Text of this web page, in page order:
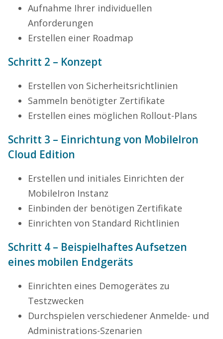
Aufnahme Ihrer individuellen
Anforderungen
Erstellen einer Roadmap
Schritt 2 – Konzept
Erstellen von Sicherheitsrichtlinien
Sammeln benötigter Zertifikate
Erstellen eines möglichen Rollout-Plans
Schritt 3 – Einrichtung von MobileIron
Cloud Edition
Erstellen und initiales Einrichten der
MobileIron Instanz
Einbinden der benötigen Zertifikate
Einrichten von Standard Richtlinien
Schritt 4 – Beispielhaftes Aufsetzen
eines mobilen Endgeräts
Einrichten eines Demogerätes zu
Testzwecken
Durchspielen verschiedener Anmelde- und
Administrations-Szenarien